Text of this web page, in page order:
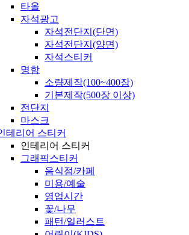
타올
자석광고
자석전단지(단면)
자석전단지(양면)
자석스티커
명함
소량제작(100~400장)
기본제작(500장 이상)
전단지
마스크
테리어 스티커
인테리어 스티커
그래픽스티커
음식점/카페
미용/예술
영업시간
꽃/나무
패턴/일러스트